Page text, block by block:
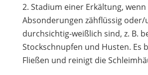
2. Stadium einer Erkältung, wenn
Absonderungen zähflüssig oder/
durchsichtig-weißlich sind, z. B.
Stockschnupfen und Husten. Es
Fließen und reinigt die